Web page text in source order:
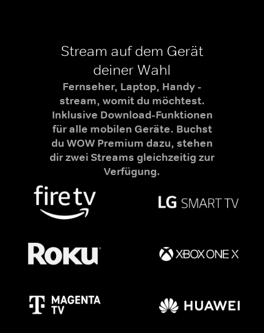
Stream auf dem Gerät
deiner Wahl
Fernseher, Laptop, Handy -
stream, womit du möchtest.
Inklusive Download-Funktionen
für alle mobilen Geräte. Buchst
du WOW Premium dazu, stehen
dir zwei Streams gleichzeitig zur
Verfügung.